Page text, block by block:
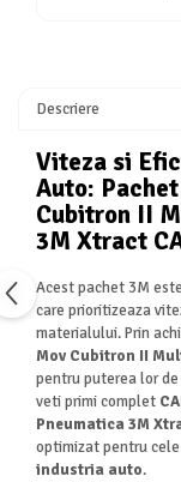
Descriere
Viteza si
Auto:
Cubitron II
3M Xtract
Acest pachet 3M
care prioritizeaza
materialului. Prin
Mov Cubitron II
pentru puterea lor
veti primi complet
Pneumatica 3M
optimizat pentru
industria auto.